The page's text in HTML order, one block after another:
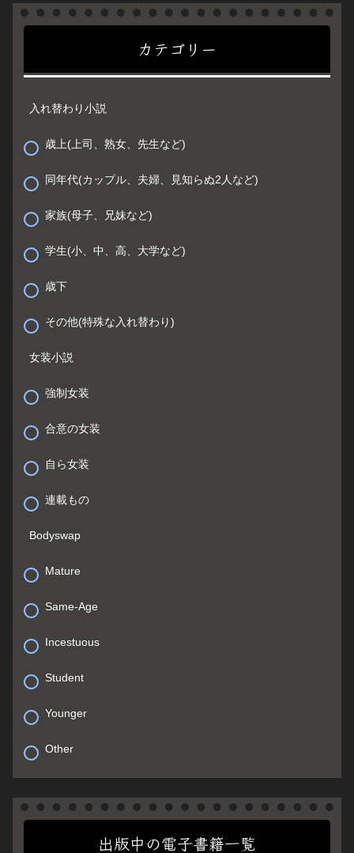
カテゴリー
入れ替わり小説
歳上(上司、熟女、先生など)
同年代(カップル、夫婦、見知らぬ2人など)
家族(母子、兄妹など)
学生(小、中、高、大学など)
歳下
その他(特殊な入れ替わり)
女装小説
強制女装
合意の女装
自ら女装
連載もの
Bodyswap
Mature
Same-Age
Incestuous
Student
Younger
Other
出版中の電子書籍一覧